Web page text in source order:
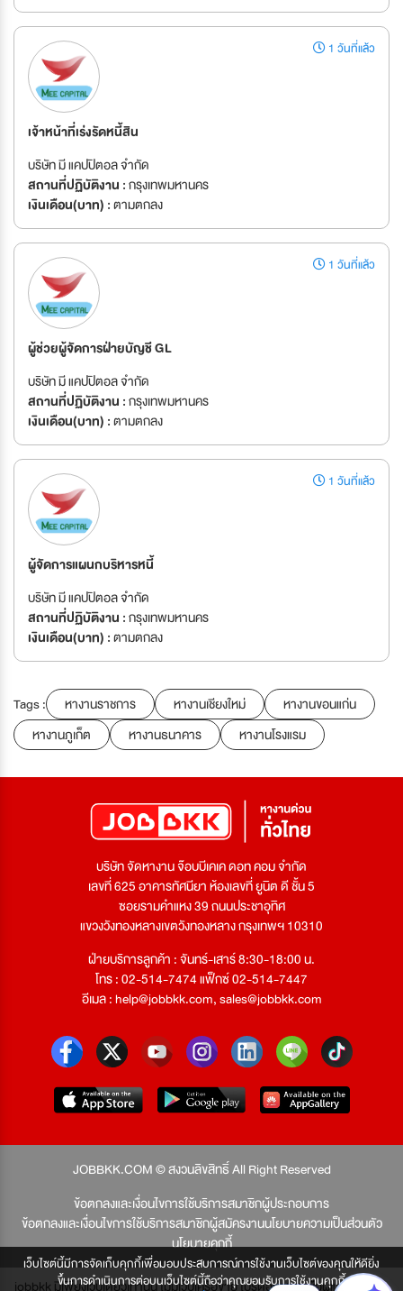
เว็บไซต์นี้มีการจัดเก็บคุกกี้เพื่อมอบประสบการณ์การใช้งานเว็บไซต์ของคุณให้ดียิ่ง
ขึ้นการดำเนินการต่อบนเว็บไซต์นี้ถือว่าคุณยอมรับการใช้งานคุกกี้
1 วันที่แล้ว
เจ้าหน้าที่เร่งรัดหนี้สิน
บริษัท มี แคปปิตอล จำกัด
สถานที่ปฏิบัติงาน :กรุงเทพมหานคร
เงินเดือน(บาท) :ตามตกลง
1 วันที่แล้ว
ผู้ช่วยผู้จัดการฝ่ายบัญชี GL
บริษัท มี แคปปิตอล จำกัด
สถานที่ปฏิบัติงาน :กรุงเทพมหานคร
เงินเดือน(บาท) :ตามตกลง
1 วันที่แล้ว
ผู้จัดการแผนกบริหารหนี้
บริษัท มี แคปปิตอล จำกัด
สถานที่ปฏิบัติงาน :กรุงเทพมหานคร
เงินเดือน(บาท) :ตามตกลง
Tags : หางานราชการ หางานเชียงใหม่
หางานขอนแก่น
หางานภูเก็ต
หางานธนาคาร หางานโรงแรม
บริษัท จัดหางาน จ๊อบบีเคเค ดอท คอม จำกัด
เลขที่ 625 อาคารทัศนียา ห้องเลขที่ ยูนิต ดี ชั้น 5
ซอยรามคำแหง 39 ถนนประชาอุทิศ
แขวงวังทองหลางเขตวังทองหลาง กรุงเทพฯ 10310
ฝ่ายบริการลูกค้า : จันทร์-เสาร์ 8:30-18:00 น.
โทร : 02-514-7474 แฟ็กซ์ 02-514-7447
อีเมล :help@jobbkk.com,sales@jobbkk.com
JOBBKK.COM © สงวนลิขสิทธิ์ All Right Reserved
ข้อตกลงและเงื่อนไขการใช้บริการสมาชิกผู้ประกอบการ
ข้อตกลงและเงื่อนไขการใช้บริการสมาชิกผู้สมัครงานนโยบายความเป็นส่วนตัว
นโยบายคุกกี้